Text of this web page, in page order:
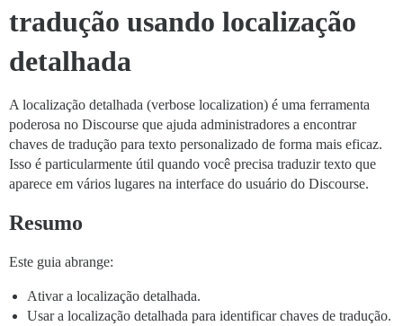
tradução usando localização
detalhada
A localização detalhada (verbose localization) é uma ferramenta
poderosa no Discourse que ajuda administradores a encontrar
chaves de tradução para texto personalizado de forma mais eficaz.
Isso é particularmente útil quando você precisa traduzir texto que
aparece em vários lugares na interface do usuário do Discourse.
Resumo
Este guia abrange:
Ativar a localização detalhada.
Usar a localização detalhada para identificar chaves de tradução.